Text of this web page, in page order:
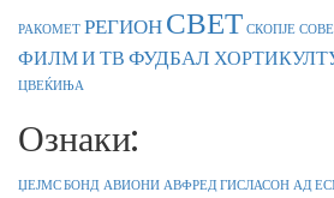
РАКОМЕТ РЕГИОНСВЕТ СКОПЈЕ
ФИЛМ И ТВ ФУДБАЛ
ЦВЕЌИЊА
Ознаки:
ЏЕЈМС БОНД АВИОНИ АВФРЕД ГИСЛАСОН АД